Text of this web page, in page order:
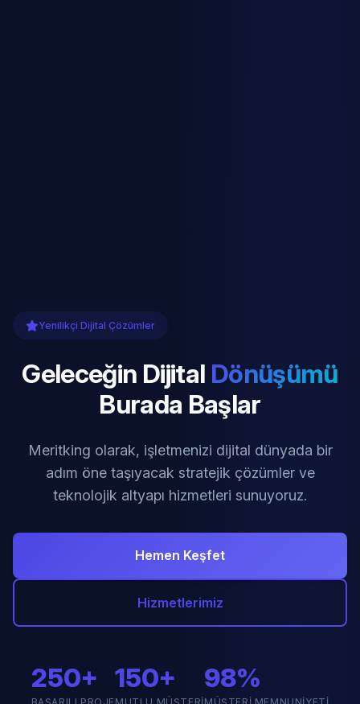
Yenilikçi Dijital Çözümler
Geleceğin Dijital Dönüşümü
Burada Başlar
Meritking olarak, işletmenizi dijital dünyada bir
adım öne taşıyacak stratejik çözümler ve
teknolojik altyapı hizmetleri sunuyoruz.
Hemen Keşfet
Hizmetlerimiz
250+ 150+ 98%